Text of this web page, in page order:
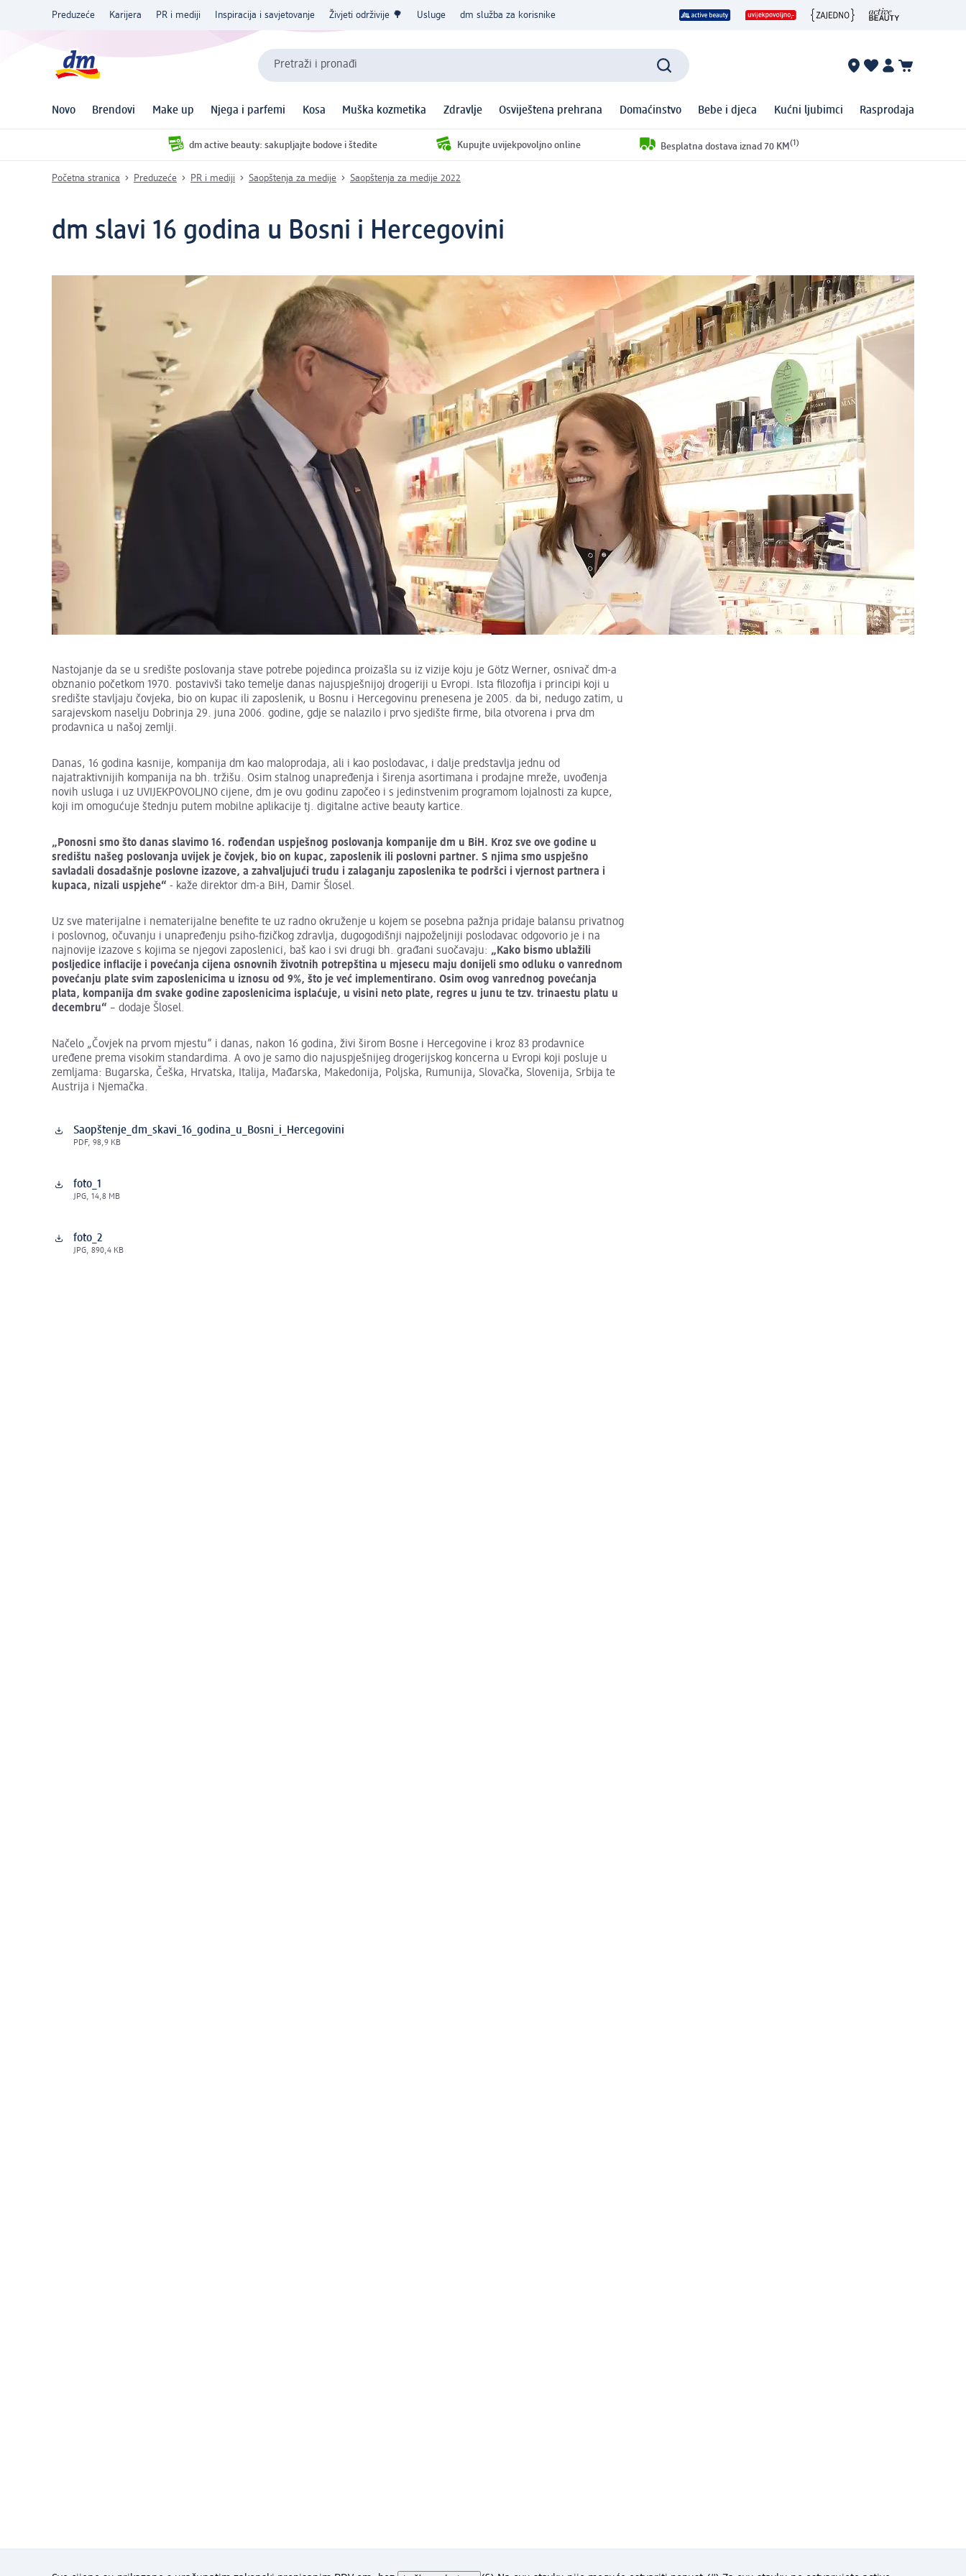
Preduzeće Karijera PR i mediji Inspiracija i savjetovanje Živjeti održivije 🌳 Usluge dm služba za korisnike
Pretraži i pronađi
Novo Brendovi Make up Njega i parfemi Kosa Muška kozmetika Zdravlje Osviještena prehrana Domaćinstvo Bebe i djeca Kućni ljubimci Rasprodaja
dm active beauty: sakupljajte bodove i štedite Kupujte uvijekpovoljno online Besplatna dostava iznad 70 KM (1)
Početna stranica Preduzeće PR i mediji Saopštenja za medije Saopštenja za medije 2022
dm slavi 16 godina u Bosni i Hercegovini
Nastojanje da se u središte poslovanja stave potrebe pojedinca proizašla su iz vizije koju je Götz Werner, osnivač dm-a
obznanio početkom 1970. postavivši tako temelje danas najuspješnijoj drogeriji u Evropi. Ista filozofija i principi koji u
središte stavljaju čovjeka, bio on kupac ili zaposlenik, u Bosnu i Hercegovinu prenesena je 2005. da bi, nedugo zatim, u
sarajevskom naselju Dobrinja 29. juna 2006. godine, gdje se nalazilo i prvo sjedište firme, bila otvorena i prva dm
prodavnica u našoj zemlji.
Danas, 16 godina kasnije, kompanija dm kao maloprodaja, ali i kao poslodavac, i dalje predstavlja jednu od
najatraktivnijih kompanija na bh. tržišu. Osim stalnog unapređenja i širenja asortimana i prodajne mreže, uvođenja
novih usluga i uz UVIJEKPOVOLJNO cijene, dm je ovu godinu započeo i s jedinstvenim programom lojalnosti za kupce,
koji im omogućuje štednju putem mobilne aplikacije tj. digitalne active beauty kartice.
„Ponosni smo što danas slavimo 16. rođendan uspješnog poslovanja kompanije dm u BiH. Kroz sve ove godine u
središtu našeg poslovanja uvijek je čovjek, bio on kupac, zaposlenik ili poslovni partner. S njima smo uspješno
savladali dosadašnje poslovne izazove, a zahvaljujući trudu i zalaganju zaposlenika te podršci i vjernost partnera i
kupaca, nizali uspjehe“ - kaže direktor dm-a BiH, Damir Šlosel.
Uz sve materijalne i nematerijalne benefite te uz radno okruženje u kojem se posebna pažnja pridaje balansu privatnog
i poslovnog, očuvanju i unapređenju psiho-fizičkog zdravlja, dugogodišnji najpoželjniji poslodavac odgovorio je i na
najnovije izazove s kojima se njegovi zaposlenici, baš kao i svi drugi bh. građani suočavaju: „Kako bismo ublažili
posljedice inflacije i povećanja cijena osnovnih životnih potrepština u mjesecu maju donijeli smo odluku o vanrednom
povećanju plate svim zaposlenicima u iznosu od 9%, što je već implementirano. Osim ovog vanrednog povećanja
plata, kompanija dm svake godine zaposlenicima isplaćuje, u visini neto plate, regres u junu te tzv. trinaestu platu u
decembru“ – dodaje Šlosel.
Načelo „Čovjek na prvom mjestu” i danas, nakon 16 godina, živi širom Bosne i Hercegovine i kroz 83 prodavnice
uređene prema visokim standardima. A ovo je samo dio najuspješnijeg drogerijskog koncerna u Evropi koji posluje u
zemljama: Bugarska, Češka, Hrvatska, Italija, Mađarska, Makedonija, Poljska, Rumunija, Slovačka, Slovenija, Srbija te
Austrija i Njemačka.
Saopštenje_dm_skavi_16_godina_u_Bosni_i_Hercegovini
PDF, 98,9 KB
foto_1
JPG, 14,8 MB
foto_2
JPG, 890,4 KB